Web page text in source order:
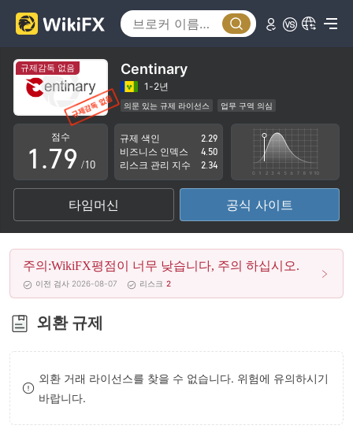
규제감독 없음 Centinary
1-2년
의문 있는 규제 라이선스
업무 구역 의심
잠재적 위험성이 높음
점수
0
1
2
3
4
5
6
7
8
9
.
3
4
5
6
7
8
9
5
6
7
8
9 /10
규제 색인
2.29
비즈니스 인덱스
4.50
리스크 관리 지수
2.34
타임머신 공식 사이트
주의:WikiFX평점이 너무 낮습니다, 주의 하십시오.
이전 검사 2026-08-07 리스크 2
외환 규제
외환 거래 라이선스를 찾을 수 없습니다. 위험에 유의하시기
바랍니다.